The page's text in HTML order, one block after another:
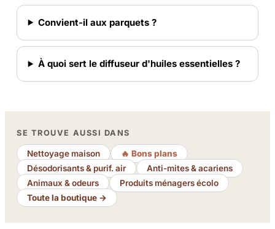
Convient-il aux parquets ?
À quoi sert le diffuseur d'huiles essentielles ?
SE TROUVE AUSSI DANS
Nettoyage maison
🔥 Bons plans
Désodorisants & purif. air
Anti-mites & acariens
Animaux & odeurs
Produits ménagers écolo
Toute la boutique →